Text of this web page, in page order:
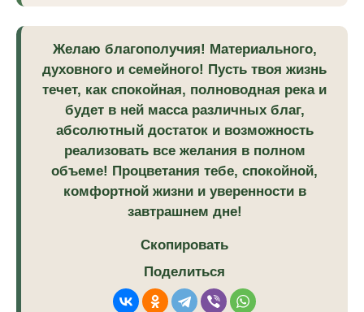
Желаю благополучия! Материального,
духовного и семейного! Пусть твоя жизнь
течет, как спокойная, полноводная река и
будет в ней масса различных благ,
абсолютный достаток и возможность
реализовать все желания в полном
объеме! Процветания тебе, спокойной,
комфортной жизни и уверенности в
завтрашнем дне!
Скопировать
Поделиться